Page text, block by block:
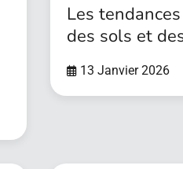
Les
des sols et
13 Janvier 2026